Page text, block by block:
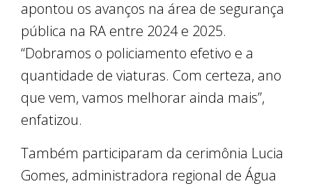
apontou os avanços na área de segurança
pública na RA entre 2024 e 2025.
“Dobramos o policiamento efetivo e a
quantidade de viaturas. Com certeza, ano
que vem, vamos melhorar ainda mais”,
enfatizou.
Também participaram da cerimônia Lucia
Gomes, administradora regional de Água